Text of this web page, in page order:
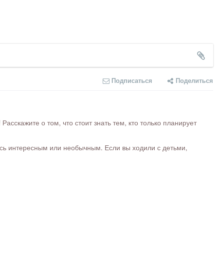
Подписаться Поделиться
о том, что стоит знать тем, кто только планирует
интересным или необычным. Если вы ходили с детьми,